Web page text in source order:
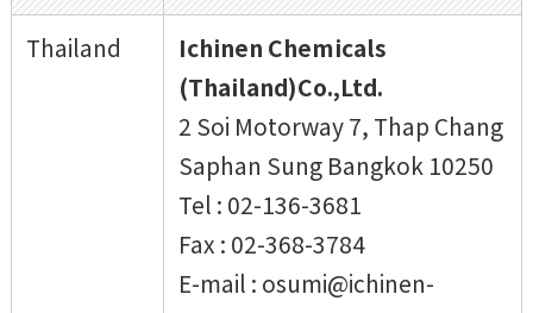
Thailand
Ichinen Chemicals
(Thailand)Co.,Ltd.
2 Soi Motorway 7, Thap Chang
Saphan Sung Bangkok 10250
Tel : 02-136-3681
Fax : 02-368-3784
E-mail : osumi@ichinen-